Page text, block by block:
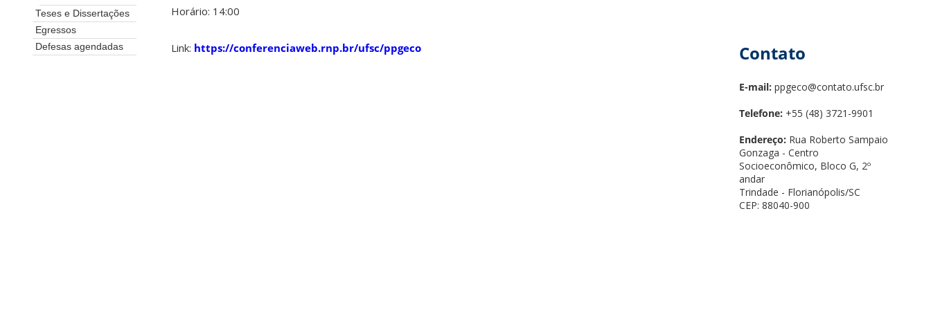
Teses e Dissertações
Egressos
Defesas agendadas
Horário: 14:00
Link: https://conferenciaweb.rnp.br/ufsc/ppgeco Contato
E-mail: ppgeco@contato.ufsc.br
Telefone: +55 (48) 3721-9901
Endereço: Rua Roberto Sampaio
Gonzaga - Centro
Socioeconômico, Bloco G, 2º
andar
Trindade - Florianópolis/SC
CEP: 88040-900